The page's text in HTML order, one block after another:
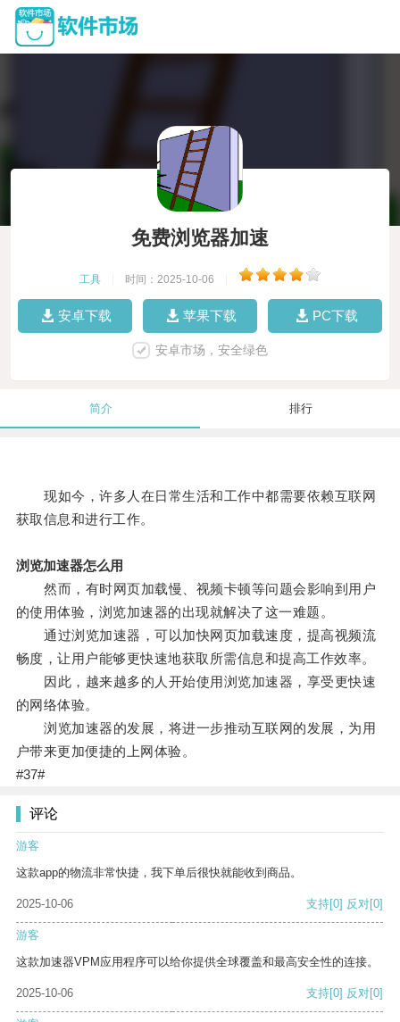
免费浏览器加速
工具 时间：2025-10-06
安卓下载 苹果下载 PC下载
安卓市场，安全绿色
简介 排行
现如今，许多人在日常生活和工作中都需要依赖互联网
获取信息和进行工作。
浏览加速器怎么用
然而，有时网页加载慢、视频卡顿等问题会影响到用户
的使用体验，浏览加速器的出现就解决了这一难题。
通过浏览加速器，可以加快网页加载速度，提高视频流
畅度，让用户能够更快速地获取所需信息和提高工作效率。
因此，越来越多的人开始使用浏览加速器，享受更快速
的网络体验。
浏览加速器的发展，将进一步推动互联网的发展，为用
户带来更加便捷的上网体验。
#37#
评论
游客
这款app的物流非常快捷，我下单后很快就能收到商品。
2025-10-06 支持[0] 反对[0]
游客
这款加速器VPM应用程序可以给你提供全球覆盖和最高安全性的连接。
2025-10-06 支持[0] 反对[0]